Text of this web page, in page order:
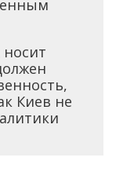
носит
Киев не